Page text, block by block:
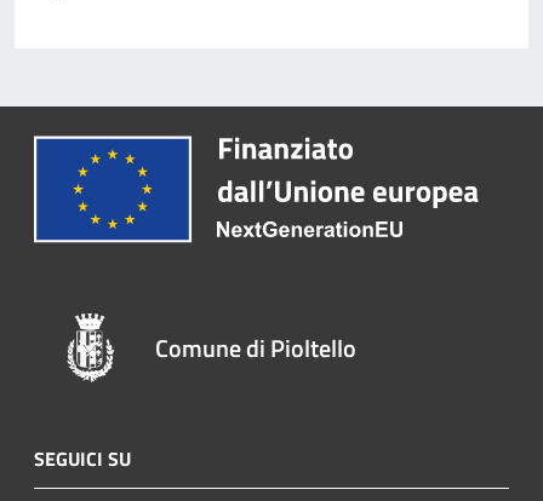
Comune di Pioltello
SEGUICI SU